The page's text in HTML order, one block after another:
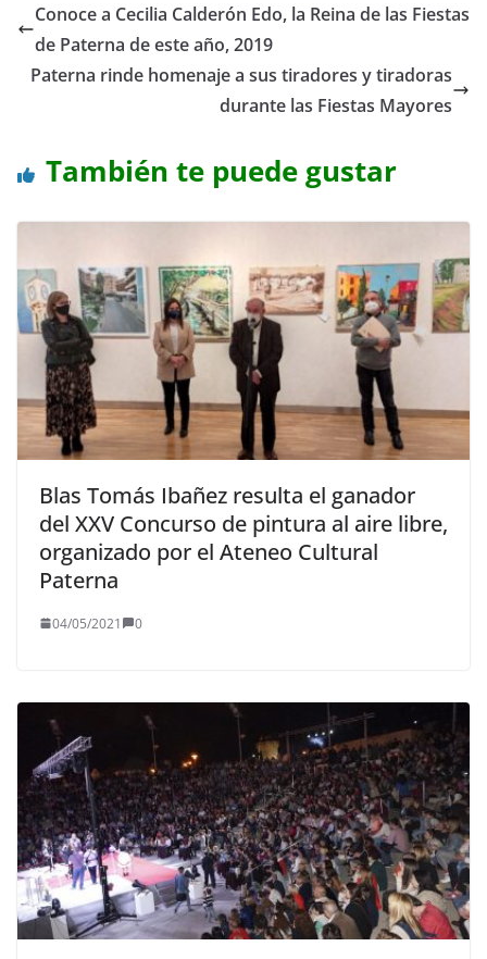
Conoce a Cecilia Calderón Edo, la Reina de las Fiestas
de Paterna de este año, 2019
Paterna rinde homenaje a sus tiradores y tiradoras
durante las Fiestas Mayores
También te puede gustar
Blas Tomás Ibañez resulta el ganador
del XXV Concurso de pintura al aire libre,
organizado por el Ateneo Cultural
Paterna
04/05/2021 0